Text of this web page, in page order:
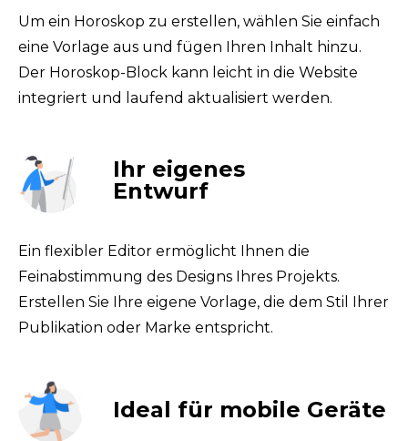
Um ein Horoskop zu erstellen, wählen Sie einfach
eine Vorlage aus und fügen Ihren Inhalt hinzu.
Der Horoskop-Block kann leicht in die Website
integriert und laufend aktualisiert werden.
Ihr eigenes
Entwurf
Ein flexibler Editor ermöglicht Ihnen die
Feinabstimmung des Designs Ihres Projekts.
Erstellen Sie Ihre eigene Vorlage, die dem Stil Ihrer
Publikation oder Marke entspricht.
Ideal für mobile Geräte